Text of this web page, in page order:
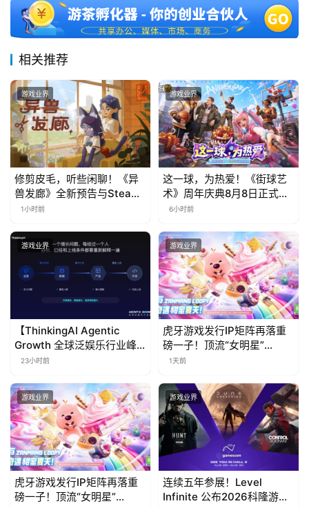
相关推荐
游戏业界
修剪皮毛，听些闲聊！《异
兽发廊》全新预告与Steam
免费试玩公开
1小时前
游戏业界
这一球，为热爱！《街球艺
术》周年庆典8月8日正式上
线，多重福利与全新内容同
6小时前
游戏业界
【ThinkingAI Agentic
Growth 全球泛娱乐行业峰
会】Agent 时代，人到底负
23小时前
游戏业界
虎牙游戏发行IP矩阵再落重
磅一子！顶流“女明星”
ZANMANG LOOPY 正版3D
曝光
1天前
游戏业界
虎牙游戏发行IP矩阵再落重
磅一子！顶流“女明星”
游戏业界
连续五年参展！Level
Infinite 公布2026科隆游戏